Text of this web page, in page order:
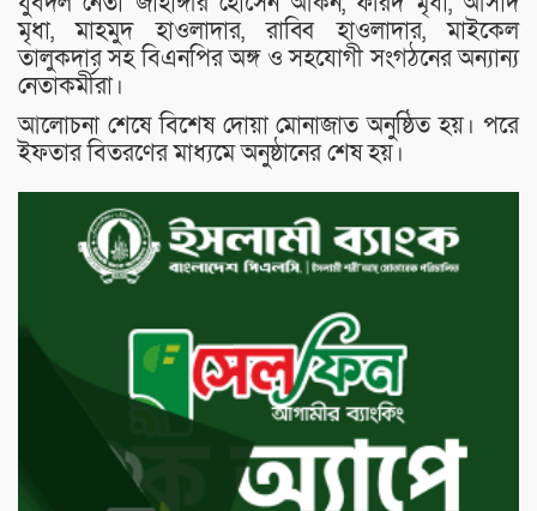
মৃধা, মাহমুদ হাওলাদার, রাব্বি হাওলাদার, মাইকেল
তালুকদার সহ বিএনপির অঙ্গ ও সহযোগী সংগঠনের অন্যান্য
নেতাকর্মীরা।
আলোচনা শেষে বিশেষ দোয়া মোনাজাত অনুষ্ঠিত হয়। পরে
ইফতার বিতরণের মাধ্যমে অনুষ্ঠানের শেষ হয়।